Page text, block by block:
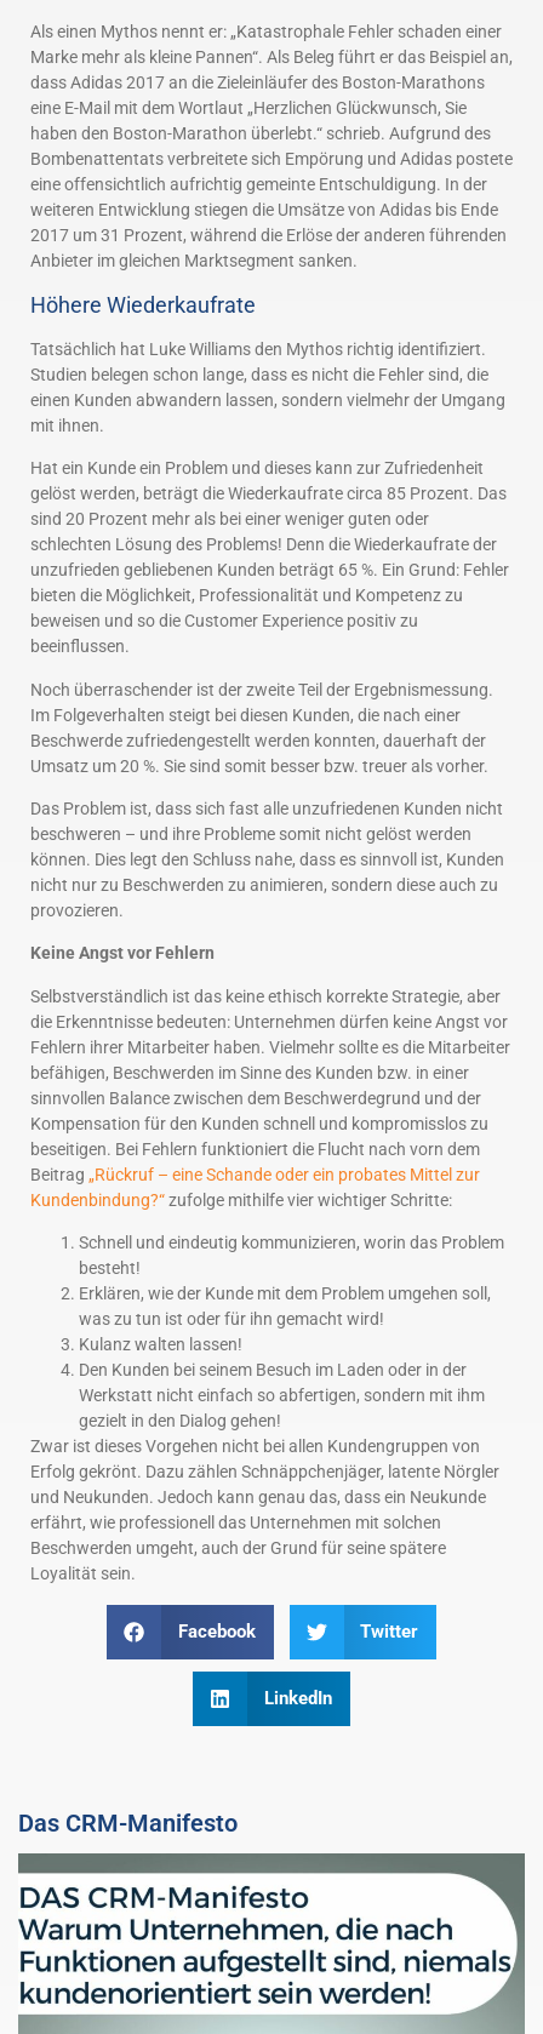
Als einen Mythos nennt er: „Katastrophale Fehler schaden einer
Marke mehr als kleine Pannen“. Als Beleg führt er das Beispiel an,
dass Adidas 2017 an die Zieleinläufer des Boston-Marathons
eine E-Mail mit dem Wortlaut „Herzlichen Glückwunsch, Sie
haben den Boston-Marathon überlebt.“ schrieb. Aufgrund des
Bombenattentats verbreitete sich Empörung und Adidas postete
eine offensichtlich aufrichtig gemeinte Entschuldigung. In der
weiteren Entwicklung stiegen die Umsätze von Adidas bis Ende
2017 um 31 Prozent, während die Erlöse der anderen führenden
Anbieter im gleichen Marktsegment sanken.
Höhere Wiederkaufrate
Tatsächlich hat Luke Williams den Mythos richtig identifiziert.
Studien belegen schon lange, dass es nicht die Fehler sind, die
einen Kunden abwandern lassen, sondern vielmehr der Umgang
mit ihnen.
Hat ein Kunde ein Problem und dieses kann zur Zufriedenheit
gelöst werden, beträgt die Wiederkaufrate circa 85 Prozent. Das
sind 20 Prozent mehr als bei einer weniger guten oder
schlechten Lösung des Problems! Denn die Wiederkaufrate der
unzufrieden gebliebenen Kunden beträgt 65 %. Ein Grund: Fehler
bieten die Möglichkeit, Professionalität und Kompetenz zu
beweisen und so die Customer Experience positiv zu
beeinflussen.
Noch überraschender ist der zweite Teil der Ergebnismessung.
Im Folgeverhalten steigt bei diesen Kunden, die nach einer
Beschwerde zufriedengestellt werden konnten, dauerhaft der
Umsatz um 20 %. Sie sind somit besser bzw. treuer als vorher.
Das Problem ist, dass sich fast alle unzufriedenen Kunden nicht
beschweren – und ihre Probleme somit nicht gelöst werden
können. Dies legt den Schluss nahe, dass es sinnvoll ist, Kunden
nicht nur zu Beschwerden zu animieren, sondern diese auch zu
provozieren.
Keine Angst vor Fehlern
Selbstverständlich ist das keine ethisch korrekte Strategie, aber
die Erkenntnisse bedeuten: Unternehmen dürfen keine Angst vor
Fehlern ihrer Mitarbeiter haben. Vielmehr sollte es die Mitarbeiter
befähigen, Beschwerden im Sinne des Kunden bzw. in einer
sinnvollen Balance zwischen dem Beschwerdegrund und der
Kompensation für den Kunden schnell und kompromisslos zu
beseitigen. Bei Fehlern funktioniert die Flucht nach vorn dem
Beitrag „Rückruf – eine Schande oder ein probates Mittel zur
Kundenbindung?“zufolge mithilfe vier wichtiger Schritte:
Schnell und eindeutig kommunizieren, worin das Problem
besteht!
Erklären, wie der Kunde mit dem Problem umgehen soll,
was zu tun ist oder für ihn gemacht wird!
Kulanz walten lassen!
Den Kunden bei seinem Besuch im Laden oder in der
Werkstatt nicht einfach so abfertigen, sondern mit ihm
gezielt in den Dialog gehen!
Zwar ist dieses Vorgehen nicht bei allen Kundengruppen von
Erfolg gekrönt. Dazu zählen Schnäppchenjäger, latente Nörgler
und Neukunden. Jedoch kann genau das, dass ein Neukunde
erfährt, wie professionell das Unternehmen mit solchen
Beschwerden umgeht, auch der Grund für seine spätere
Loyalität sein.
Facebook Twitter
LinkedIn
Das CRM-Manifesto